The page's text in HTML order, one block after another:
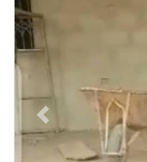
Previous